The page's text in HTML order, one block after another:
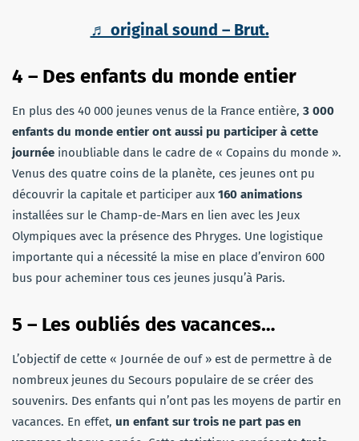
♬ original sound – Brut.
4 – Des enfants du monde entier
En plus des 40 000 jeunes venus de la France entière, 3 000
enfants du monde entier ont aussi pu participer à cette
journée inoubliable dans le cadre de « Copains du monde ».
Venus des quatre coins de la planète, ces jeunes ont pu
découvrir la capitale et participer aux 160 animations
installées sur le Champ-de-Mars en lien avec les Jeux
Olympiques avec la présence des Phryges. Une logistique
importante qui a nécessité la mise en place d’environ 600
bus pour acheminer tous ces jeunes jusqu’à Paris.
5 – Les oubliés des vacances…
L’objectif de cette « Journée de ouf » est de permettre à de
nombreux jeunes du Secours populaire de se créer des
souvenirs. Des enfants qui n’ont pas les moyens de partir en
vacances. En effet, un enfant sur trois ne part pas en